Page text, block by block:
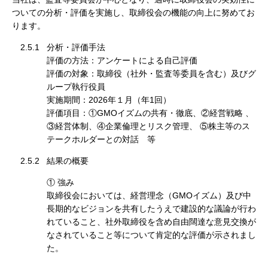
ついての分析・評価を実施し、取締役会の機能の向上に努めてお
ります。
2.5.1
分析・評価手法
評価の方法：アンケートによる自己評価
評価の対象：取締役（社外・監査等委員を含む）及びグ
ループ執行役員
実施期間：2026年１月（年1回）
評価項目：①GMOイズムの共有・徹底、②経営戦略 、
③経営体制、④企業倫理とリスク管理、 ⑤株主等のス
テークホルダーとの対話 等
2.5.2 結果の概要
① 強み
取締役会においては、経営理念（GMOイズム）及び中
長期的なビジョンを共有したうえで建設的な議論が行わ
れていること、社外取締役を含め自由闊達な意見交換が
なされていること等について肯定的な評価が示されまし
た。